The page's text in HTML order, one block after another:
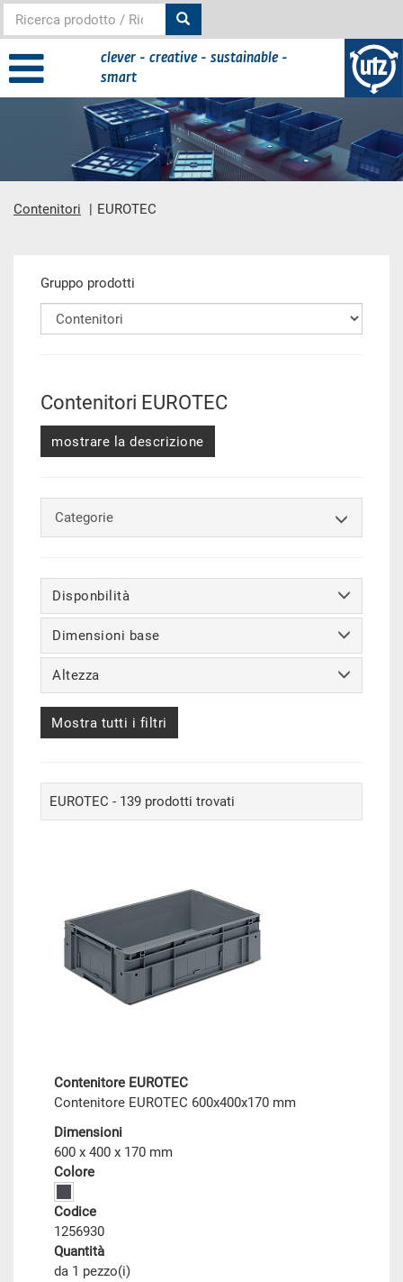
clever - creative - sustainable -
smart
Contenitori EUROTEC
contenuto principale
Gruppo prodotti
Contenitori EUROTEC
mostrare la descrizione
Categorie
Disponbilità
Dimensioni base
Altezza
Mostra tutti i filtri
EUROTEC - 139 prodotti trovati
Contenitore EUROTEC
Contenitore EUROTEC 600x400x170 mm
Dimensioni
600 x 400 x 170 mm
Colore
Codice
1256930
Quantità
da 1 pezzo(i)